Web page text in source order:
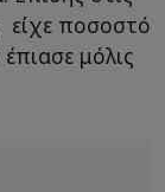
είχε ποσοστό
μόλις